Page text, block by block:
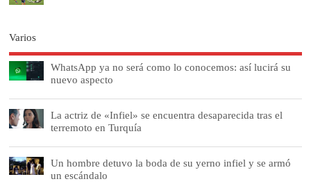
Varios
WhatsApp ya no será como lo conocemos: así lucirá su
nuevo aspecto
La actriz de «Infiel» se encuentra desaparecida tras el
terremoto en Turquía
Un hombre detuvo la boda de su yerno infiel y se armó
un escándalo